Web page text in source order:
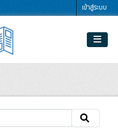
เข้าสู่ระบบ